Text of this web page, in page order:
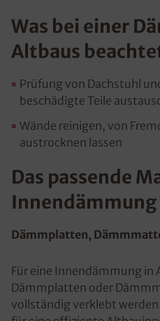
Was bei einer
Altbaus
Prüfung von Dachstuhl
beschädigte Teile
Wände reinigen, von
austrocknen lassen
Das passende
Innendämmung
Dämmplatten,
Für eine Innendämmung
Dämmplatten oder
vollständig verklebt